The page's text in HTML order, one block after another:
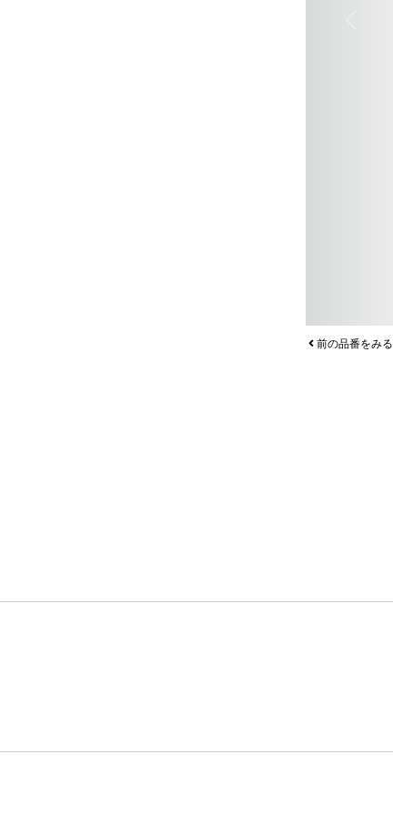
前の品番をみる